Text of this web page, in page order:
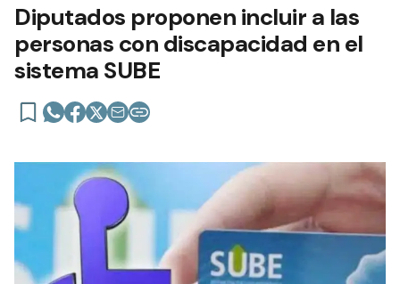
Diputados proponen incluir a las
personas con discapacidad en el
sistema SUBE